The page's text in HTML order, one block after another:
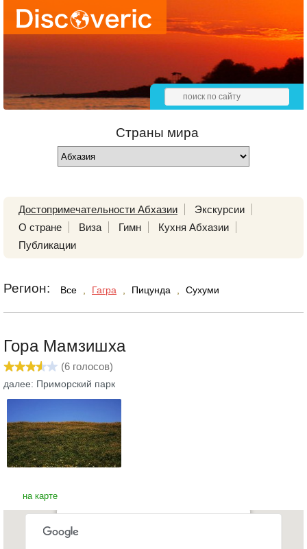
Страны мира
Достопримечательности Абхазии
Экскурсии
О стране
Виза Гимн
Кухня Абхазии
Публикации
Регион: Все Гагра Пицунда Сухуми
Гора Мамзишха
(6 голосов)
далее: Приморский парк
на карте